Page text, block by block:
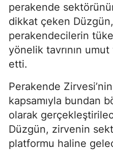
perakende
dikkat çeken
perakendecilerin
yönelik tavrının
etti.
Perakende
kapsamıyla bundan
olarak
Düzgün, zirvenin
platformu haline